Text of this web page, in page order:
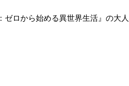
ゼロから始める異世界生活』の大